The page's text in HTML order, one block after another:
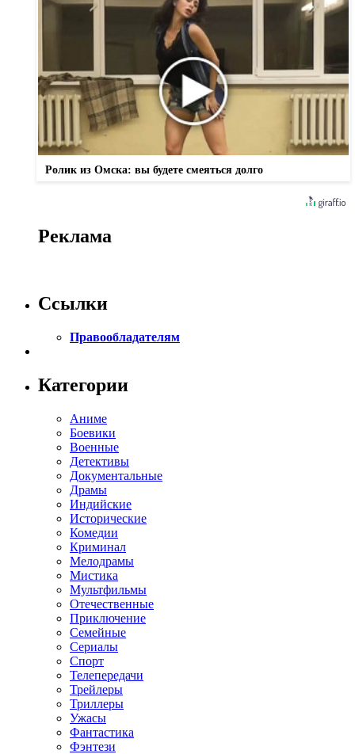
Ролик из Омска: вы будете смеяться долго
Реклама
Ссылки
Правообладателям
Категории
Аниме
Боевики
Военные
Детективы
Документальные
Драмы
Индийские
Исторические
Комедии
Криминал
Мелодрамы
Мистика
Мультфильмы
Отечественные
Приключение
Семейные
Сериалы
Спорт
Телепередачи
Трейлеры
Триллеры
Ужасы
Фантастика
Фэнтези